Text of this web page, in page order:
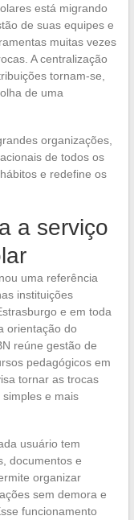
está migrando
de suas equipes e
muitas vezes
A centralização
tornam-se,
de uma
organizações,
de todos os
e redefine os
a serviço
uma referência
instituições
e em toda
orientação do
reúne gestão de
pedagógicos em
tornar as trocas
e mais
usuário tem
documentos e
organizar
sem demora e
funcionamento